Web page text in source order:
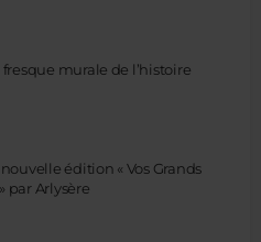
murale de l’histoire
édition « Vos Grands
par Arlysère